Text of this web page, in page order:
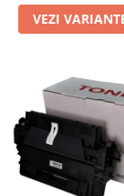
VEZI